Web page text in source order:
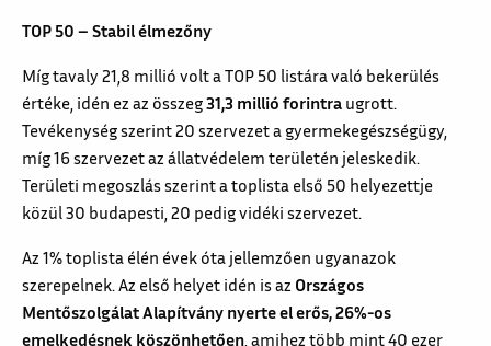
TOP 50 – Stabil élmezőny
Míg tavaly 21,8 millió volt a TOP 50 listára való bekerülés
értéke, idén ez az összeg31,3 millió forintra ugrott.
Tevékenység szerint 20 szervezet a gyermekegészségügy,
míg 16 szervezet az állatvédelem területén jeleskedik.
Területi megoszlás szerint a toplista első 50 helyezettje
közül 30 budapesti, 20 pedig vidéki szervezet.
Az 1% toplista élén évek óta jellemzően ugyanazok
szerepelnek. Az első helyet idén is az Országos
Mentőszolgálat Alapítvány nyerte el erős, 26%-os
emelkedésnek köszönhetően, amihez több mint 40 ezer